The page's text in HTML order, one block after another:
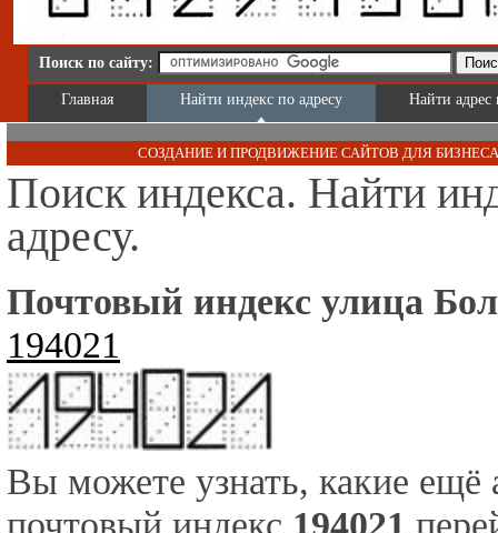
Поиск по сайту:
Главная Найти индекс по адресу Найти адрес
СОЗДАНИЕ И ПРОДВИЖЕНИЕ САЙТОВ ДЛЯ
Поиск индекса. Найти
адресу.
Почтовый индекс улица
194021
Вы можете узнать, какие ещё
почтовый индекс 194021